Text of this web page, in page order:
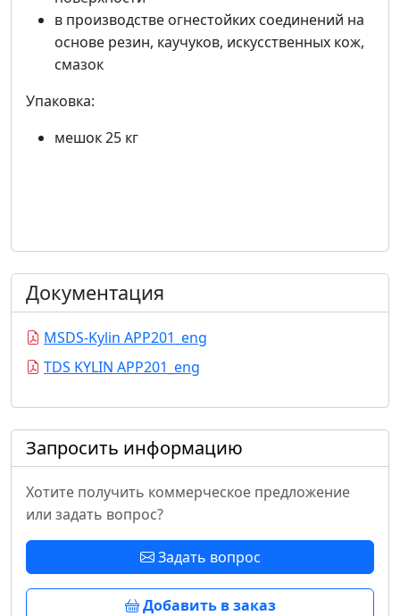
в производстве огнестойких соединений на
основе резин, каучуков, искусственных кож,
смазок
Упаковка:
мешок 25 кг
Документация
MSDS-Kylin APP201_eng
TDS KYLIN APP201_eng
Запросить информацию
Хотите получить коммерческое предложение
или задать вопрос?
Задать вопрос
Добавить в заказ